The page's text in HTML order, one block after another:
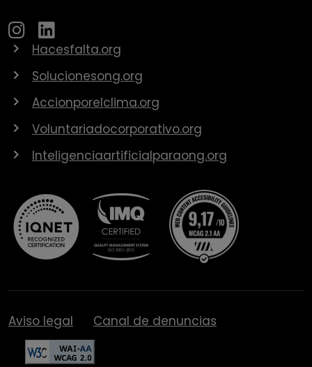
Hacesfalta.org
Solucionesong.org
Accionporelclima.org
Voluntariadocorporativo.org
Inteligenciaartificialparaong.org
Aviso legal Canal de denuncias